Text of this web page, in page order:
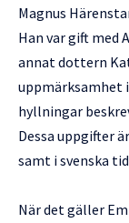
Magnus
Han var gift med
annat dottern
uppmärksamhet
hyllningar
Dessa uppgifter
samt i svenska
När det gäller